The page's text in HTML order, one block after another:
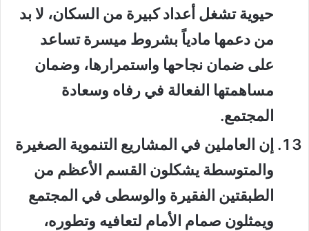
حيوية تشغل أعداد كبيرة من السكان، لا بد
من دعمها مادياً بشروط ميسرة تساعد
على ضمان نجاحها واستمرارها، وضمان
مساهمتها الفعالة في رفاه وسعادة
المجتمع.
إن العاملين في المشاريع التنموية الصغيرة
والمتوسطة يشكلون القسم الأعظم من
الطبقتين الفقيرة والوسطى في المجتمع
ويمثلون صمام الأمام لتعافيه وتطوره،